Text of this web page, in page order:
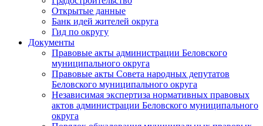
Открытые данные
Банк идей жителей округа
Гид по округу
Документы
Правовые акты администрации Беловского
муниципального округа
Правовые акты Совета народных депутатов
Беловского муниципального округа
Независимая экспертиза нормативных правовых
актов администрации Беловского муниципального
округа